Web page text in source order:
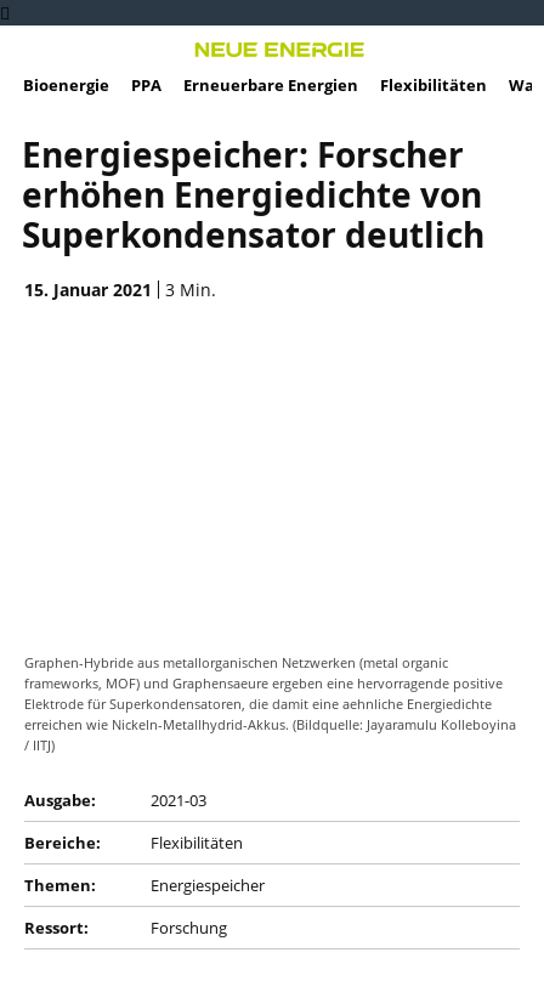
Bioenergie PPA Erneuerbare Energien Flexibilitäten
Energiespeicher: Forscher
erhöhen Energiedichte von
Superkondensator deutlich
15. Januar 2021 3 Min.
Graphen-Hybride aus metallorganischen Netzwerken (metal organic
frameworks, MOF) und Graphensaeure ergeben eine hervorragende positive
Elektrode für Superkondensatoren, die damit eine aehnliche Energiedichte
erreichen wie Nickeln-Metallhydrid-Akkus. (Bildquelle: Jayaramulu Kolleboyina
/ IITJ)
Ausgabe:
2021-03
Bereiche:
Flexibilitäten
Themen:
Energiespeicher
Ressort:
Forschung